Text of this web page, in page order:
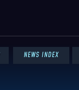
NEWS INDEX